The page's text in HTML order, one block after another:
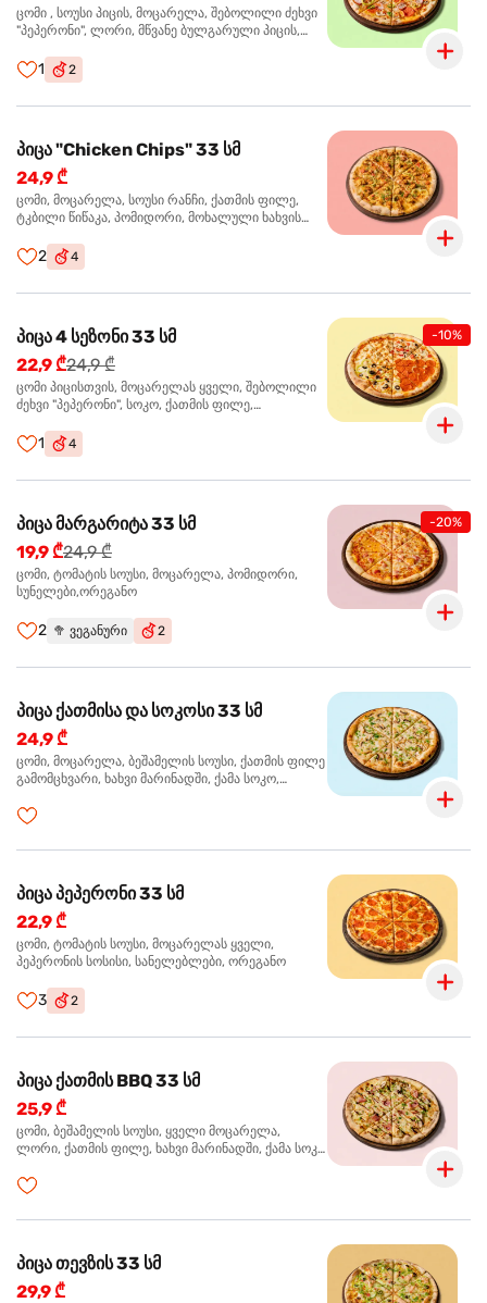
ცომი , სოუსი პიცის, მოცარელა, შებოლილი ძეხვი
"პეპერონი", ლორი, მწვანე ბულგარული პიცის,
1 2
პიცა "Chicken Chips" 33 სმ
24,9 ₾
ცომი, მოცარელა, სოუსი რანჩი, ქათმის ფილე,
ტკბილი წიწაკა, პომიდორი, მოხალული ხახვის
2 4
-10%
პიცა 4 სეზონი 33 სმ
22,9 ₾24,9 ₾
ცომი პიცისთვის, მოცარელას ყველი, შებოლილი
ძეხვი "პეპერონი", სოკო, ქათმის ფილე,
1 4
-20%
პიცა მარგარიტა 33 სმ
19,9 ₾24,9 ₾
ცომი, ტომატის სოუსი, მოცარელა, პომიდორი,
სუნელები,ორეგანო
2 🥦 ვეგანური 2
პიცა ქათმისა და სოკოსი 33 სმ
24,9 ₾
ცომი, მოცარელა, ბეშამელის სოუსი, ქათმის ფილე
გამომცხვარი, ხახვი მარინადში, ქამა სოკო,
პიცა პეპერონი 33 სმ
22,9 ₾
ცომი, ტომატის სოუსი, მოცარელას ყველი,
პეპერონის სოსისი, სანელებლები, ორეგანო
3 2
პიცა ქათმის BBQ 33 სმ
25,9 ₾
ცომი, ბეშამელის სოუსი, ყველი მოცარელა,
ლორი, ქათმის ფილე, ხახვი მარინადში, ქამა სოკო
პიცა თევზის 33 სმ
29,9 ₾